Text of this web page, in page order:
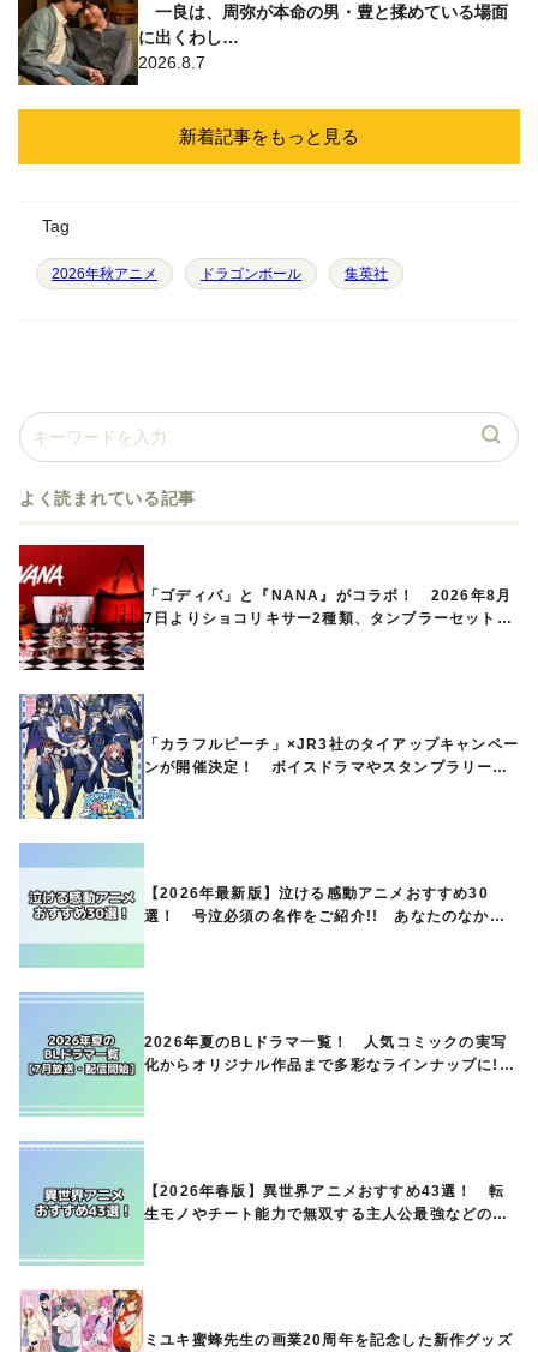
一良は、周弥が本命の男・豊と揉めている場面
に出くわし…
2026.8.7
新着記事をもっと見る
Tag
2026年秋アニメ ドラゴンボール 集英社
よく読まれている記事
「ゴディバ」と『NANA』がコラボ！ 2026年8月
7日よりショコリキサー2種類、タンブラーセットな
「カラフルピーチ」×JR3社のタイアップキャンペー
ンが開催決定！ ボイスドラマやスタンプラリー、
【2026年最新版】泣ける感動アニメおすすめ30
選！ 号泣必須の名作をご紹介!! あなたのなかの
2026年夏のBLドラマ一覧！ 人気コミックの実写
化からオリジナル作品まで多彩なラインナップに!!
【2026年春版】異世界アニメおすすめ43選！ 転
生モノやチート能力で無双する主人公最強などの人
ミユキ蜜蜂先生の画業20周年を記念した新作グッズ